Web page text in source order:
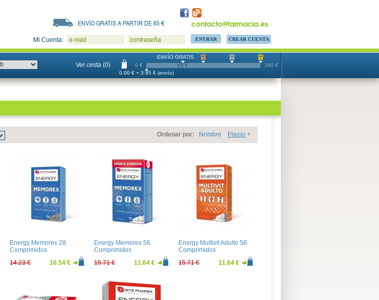
contacto@farmacia.es
ENVÍO GRATIS A PARTIR DE 65 €
Mi Cuenta: e-mail contraseña CREAR CUENTA
Ver cesta (0) 0 € 200 €
ENVÍO GRATIS
65 €
0.00 € + 3.95 € (envío)
Ordenar por: Nombre Precio +
Energy Memorex 28
Comprimidos
14.23 €
10.54 €
Energy Memorex 56
Comprimidos
15.71 €
11.64 €
Energy Multivit Adulto 56
Comprimidos
15.71 €
11.64 €